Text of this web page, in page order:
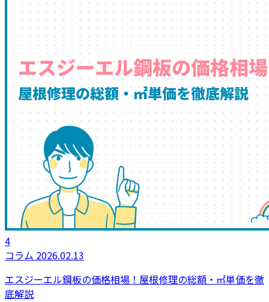
4
コラム 2026.02.13
エスジーエル鋼板の価格相場！屋根修理の総額・㎡単価を徹
底解説